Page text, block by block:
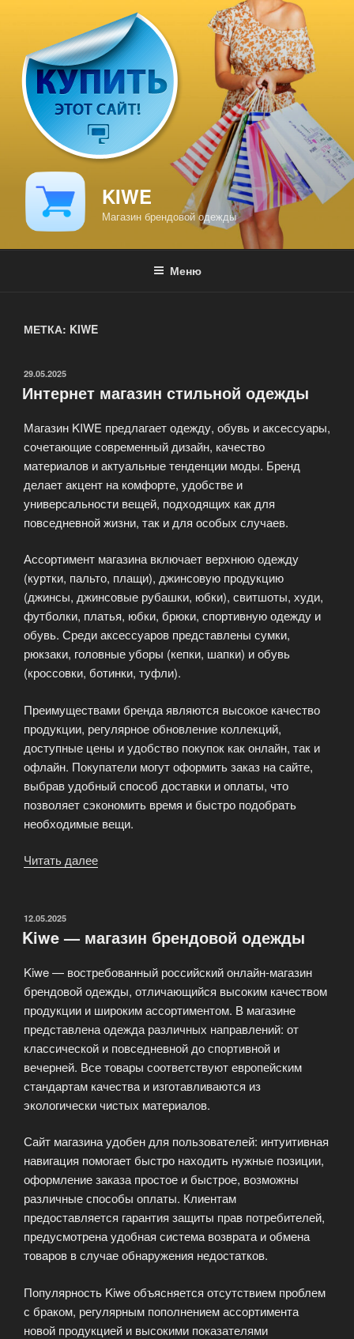
содержимому
KIWE
Магазин брендовой одежды
Меню
МЕТКА: KIWE
ОПУБЛИКОВАНО
29.05.2025
Интернет магазин стильной одежды
Магазин KIWE предлагает одежду, обувь и аксессуары,
сочетающие современный дизайн, качество
материалов и актуальные тенденции моды. Бренд
делает акцент на комфорте, удобстве и
универсальности вещей, подходящих как для
повседневной жизни, так и для особых случаев.
Ассортимент магазина включает верхнюю одежду
(куртки, пальто, плащи), джинсовую продукцию
(джинсы, джинсовые рубашки, юбки), свитшоты, худи,
футболки, платья, юбки, брюки, спортивную одежду и
обувь. Среди аксессуаров представлены сумки,
рюкзаки, головные уборы (кепки, шапки) и обувь
(кроссовки, ботинки, туфли).
Преимуществами бренда являются высокое качество
продукции, регулярное обновление коллекций,
доступные цены и удобство покупок как онлайн, так и
офлайн. Покупатели могут оформить заказ на сайте,
выбрав удобный способ доставки и оплаты, что
позволяет сэкономить время и быстро подобрать
необходимые вещи.
Читать далее
ОПУБЛИКОВАНО
12.05.2025
Kiwe — магазин брендовой одежды
Kiwe — востребованный российский онлайн-магазин
брендовой одежды, отличающийся высоким качеством
продукции и широким ассортиментом. В магазине
представлена одежда различных направлений: от
классической и повседневной до спортивной и
вечерней. Все товары соответствуют европейским
стандартам качества и изготавливаются из
экологически чистых материалов.
Сайт магазина удобен для пользователей: интуитивная
навигация помогает быстро находить нужные позиции,
оформление заказа простое и быстрое, возможны
различные способы оплаты. Клиентам
предоставляется гарантия защиты прав потребителей,
предусмотрена удобная система возврата и обмена
товаров в случае обнаружения недостатков.
Популярность Kiwe объясняется отсутствием проблем
с браком, регулярным пополнением ассортимента
новой продукцией и высокими показателями